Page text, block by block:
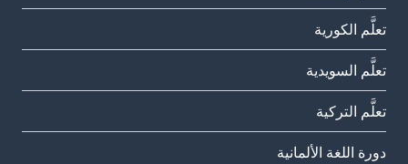
تعلَّم الكورية
تعلَّم السويدية
تعلَّم التركية
دورة اللغة الألمانية